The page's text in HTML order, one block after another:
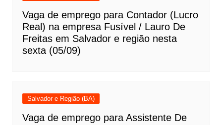
Vaga de emprego para Contador (Lucro
Real) na empresa Fusível / Lauro De
Freitas em Salvador e região nesta
sexta (05/09)
Salvador e Região (BA)
Vaga de emprego para Assistente De